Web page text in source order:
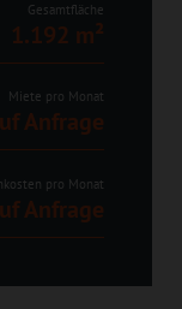
Gesamtfläche
1.192 m²
Miete pro Monat
Anfrage
pro Monat
Anfrage